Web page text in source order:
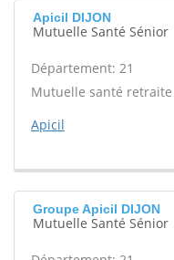
Apicil DIJON
Mutuelle Santé Sénior
Département: 21
Mutuelle santé
Apicil
Groupe Apicil DIJON
Mutuelle Santé Sénior